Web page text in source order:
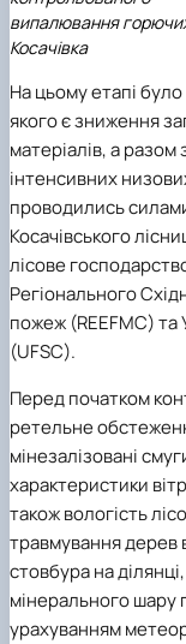
випалювання горючих
Косачівка
На цьому етапі
якого є зниження
матеріалів, а
інтенсивних
проводились
Косачівського
лісове
Регіонального
пожеж (REEFMC) та
(UFSC).
Перед початком
ретельне
мінезалізовані
характеристики
також вологість
травмування дерев
стовбура на
мінерального шару
урахуванням